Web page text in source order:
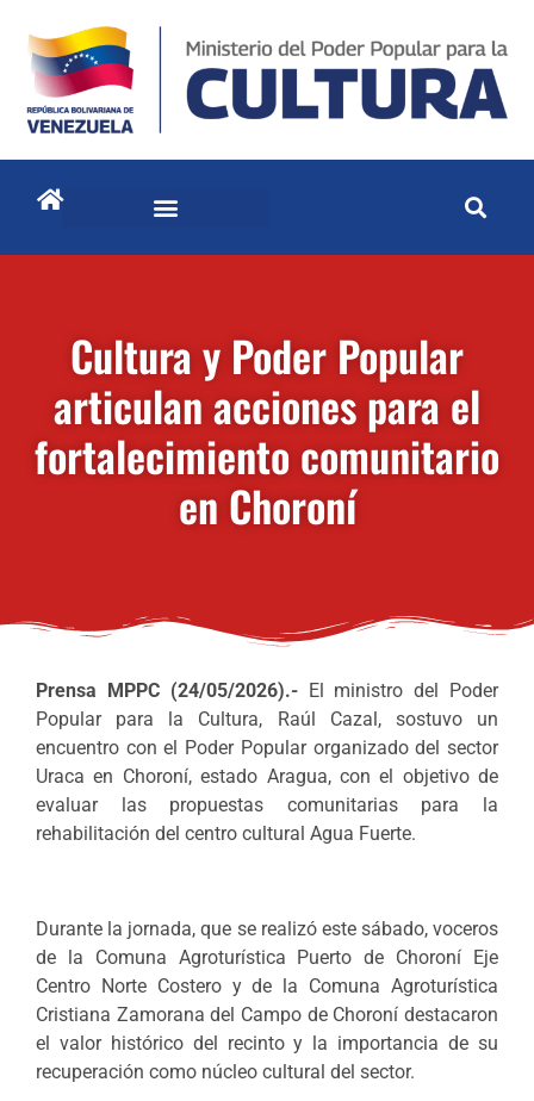
Cultura y Poder Popular
articulan acciones para el
fortalecimiento comunitario
en Choroní
Prensa MPPC (24/05/2026).-El ministro del Poder
Popular para la Cultura, Raúl Cazal, sostuvo un
encuentro con el Poder Popular organizado del sector
Uraca en Choroní, estado Aragua, con el objetivo de
evaluar las propuestas comunitarias para la
rehabilitación del centro cultural Agua Fuerte.
Durante la jornada, que se realizó este sábado, voceros
de la Comuna Agroturística Puerto de Choroní Eje
Centro Norte Costero y de la Comuna Agroturística
Cristiana Zamorana del Campo de Choroní destacaron
el valor histórico del recinto y la importancia de su
recuperación como núcleo cultural del sector.